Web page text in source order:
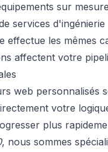
sur mesure
services d'ingénierie
effectue les mêmes
affectent votre
web personnalisés
votre
plus
, nous sommes